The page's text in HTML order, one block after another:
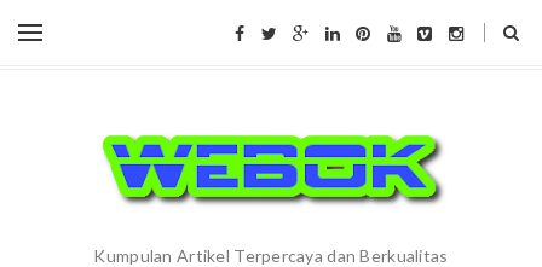
Kumpulan Artikel Terpercaya dan Berkualitas